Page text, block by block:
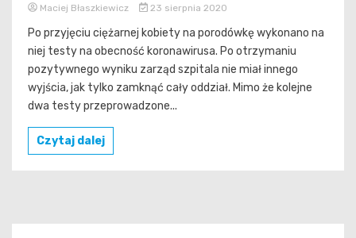
Maciej Błaszkiewicz 23 sierpnia 2020
Po przyjęciu ciężarnej kobiety na porodówkę wykonano na
niej testy na obecność koronawirusa. Po otrzymaniu
pozytywnego wyniku zarząd szpitala nie miał innego
wyjścia, jak tylko zamknąć cały oddział. Mimo że kolejne
dwa testy przeprowadzone...
Czytaj dalej